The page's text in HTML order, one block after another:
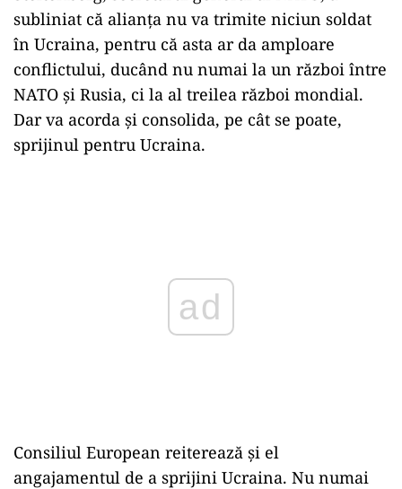
subliniat că alianța nu va trimite niciun soldat
în Ucraina, pentru că asta ar da amploare
conflictului, ducând nu numai la un război între
NATO și Rusia, ci la al treilea război mondial.
Dar va acorda și consolida, pe cât se poate,
sprijinul pentru Ucraina.
Consiliul European reiterează și el
angajamentul de a sprijini Ucraina. Nu numai